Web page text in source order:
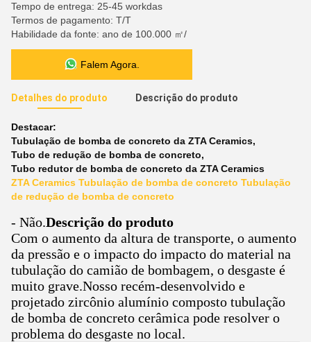
Tempo de entrega: 25-45 workdas
Termos de pagamento: T/T
Habilidade da fonte: ano de 100.000 ㎡/
Falem Agora.
Detalhes do produto Descrição do produto
Destacar:
Tubulação de bomba de concreto da ZTA Ceramics,
Tubo de redução de bomba de concreto,
Tubo redutor de bomba de concreto da ZTA Ceramics
ZTA Ceramics Tubulação de bomba de concreto Tubulação
de redução de bomba de concreto
- Não.Descrição do produto
Com o aumento da altura de transporte, o aumento
da pressão e o impacto do impacto do material na
tubulação do camião de bombagem, o desgaste é
muito grave.Nosso recém-desenvolvido e
projetado zircônio alumínio composto tubulação
de bomba de concreto cerâmica pode resolver o
problema do desgaste no local.